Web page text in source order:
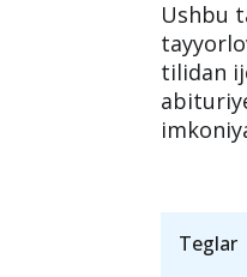
Ushbu
tilidan
Teglar